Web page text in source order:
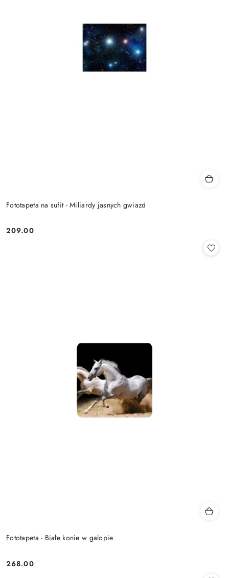
Fototapeta na sufit - Miliardy jasnych gwiazd
Cena:
209.00
Fototapeta - Białe konie w galopie
Cena:
268.00